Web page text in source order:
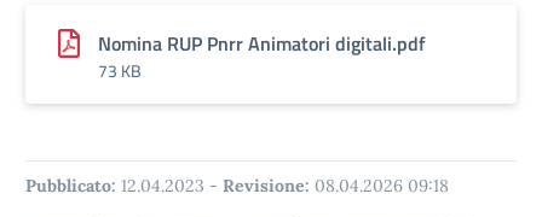
Nomina RUP Pnrr Animatori digitali.pdf
73 KB
Pubblicato: 12.04.2023 - Revisione: 08.04.2026 09:18